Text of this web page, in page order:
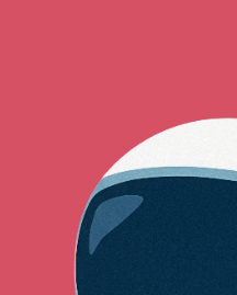
özgüvenini yaşarken temel